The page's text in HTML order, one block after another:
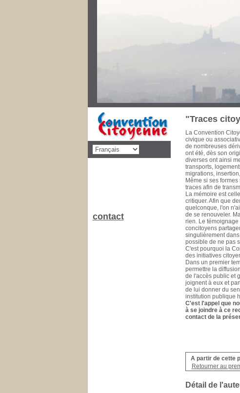
décolonisation et
social, éducation
dimension
disparaître leurs
pencheront sur
Convention
de la
à 1993 Conseiller
1981 Il est
A partir de cette
Retourner au
Détail de
"Traces
La Convention
civique ou
de nombreuses
ont été, dès son
diverses ont ainsi
transports,
migrations,
Même si ses
traces afin de
La mémoire est
critiquer. Afin que
quelconque, l'on
de se renouveler.
rien. Le
concitoyens
singulièrement
possible de ne pas
C'est pourquoi la
des initiatives
Dans un premier
permettre la
de l'accès public et
joignent à eux et
de lui donner du
institution publique
C'est l'appel que
à se joindre à ce
contact de la